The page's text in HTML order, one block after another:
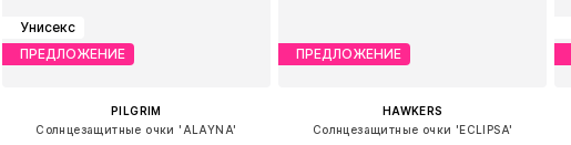
Унисекс
ПРЕДЛОЖЕНИЕ
PILGRIM
Солнцезащитные очки 'ALAYNA'
ПРЕДЛОЖЕНИЕ
HAWKERS
Солнцезащитные очки 'ECLIPSA'